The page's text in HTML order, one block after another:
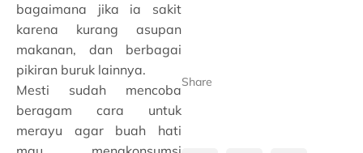
bagaimana jika ia sakit
karena kurang asupan
makanan, dan berbagai
pikiran buruk lainnya.
Mesti sudah mencoba
beragam cara untuk
merayu agar buah hati
Share